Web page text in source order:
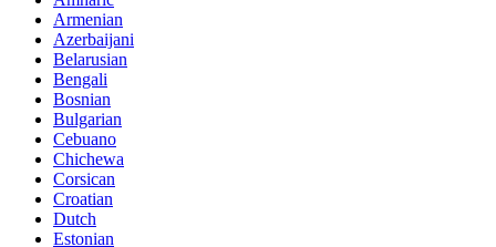
Armenian
Azerbaijani
Belarusian
Bengali
Bosnian
Bulgarian
Cebuano
Chichewa
Corsican
Croatian
Dutch
Estonian